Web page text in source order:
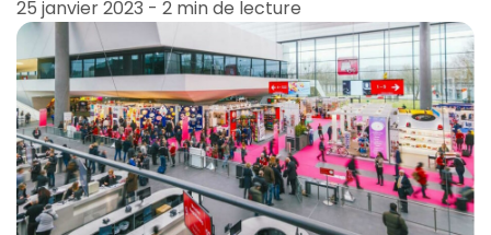
25 janvier 2023 - 2 min de lecture